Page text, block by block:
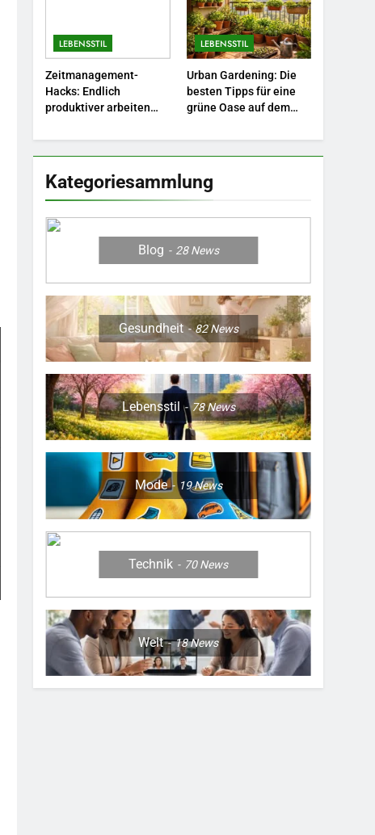
Quereinstieg in der neuen
Saison.
LEBENSSTIL
8
Farbenpracht statt
Wintergrau: So
kombinieren Sie
Jahr.
MODE
LEBENSSTIL
Zeitmanagement-
Hacks: Endlich
produktiver arbeiten
LEBENSSTIL
Urban Gardening: Die
besten Tipps für eine
grüne Oase auf dem
Kategoriesammlung
Blog 28News
Gesundheit 82News
Lebensstil 78News
Mode 19News
Technik 70News
Welt 18News